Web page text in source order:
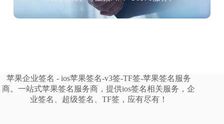
苹果企业签名 - ios苹果签名-v3签-TF签-苹果签名服务
商。一站式苹果签名服务商，提供ios签名相关服务，企
业签名、超级签名、TF签，应有尽有！